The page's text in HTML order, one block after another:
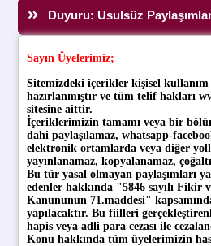
Duyuru: Usulsüz
Sayın Üyelerimiz;
Sitemizdeki içerikler kişisel
hazırlanmıştır ve tüm telif hakları
sitesine aittir.
İçeriklerimizin tamamı veya bir
dahi paylaşılamaz, whatsapp-
elektronik ortamlarda veya diğer
yayınlanamaz, kopyalanamaz,
Bu tür yasal olmayan paylaşımları
edenler hakkında "5846 sayılı Fikir
Kanununun 71.maddesi"
yapılacaktır. Bu fiilleri
hapis veya adli para cezası ile
Konu hakkında tüm üyelerimizin